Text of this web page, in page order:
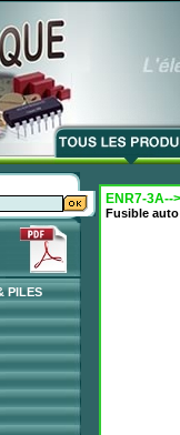
PILES
ENR7-3A--
Fusible